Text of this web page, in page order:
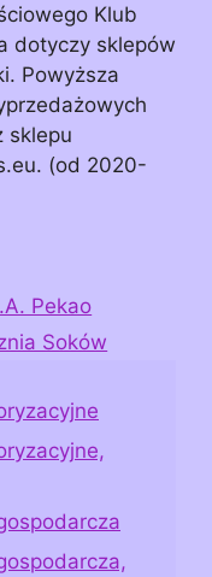
Klub
dotyczy sklepów
Powyższa
sklepu
(od 2020-
Pekao
Soków